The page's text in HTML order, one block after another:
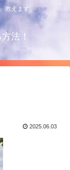
教えます。
法！
2025.06.03